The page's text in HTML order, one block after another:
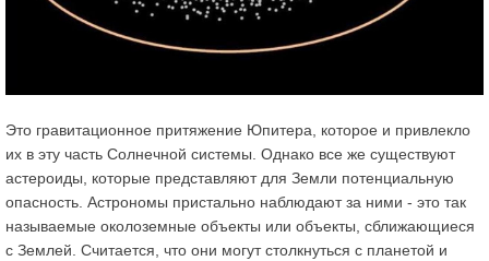
Это гравитационное притяжение Юпитера, которое и привлекло
их в эту часть Солнечной системы. Однако все же существуют
астероиды, которые представляют для Земли потенциальную
опасность. Астрономы пристально наблюдают за ними - это так
называемые околоземные объекты или объекты, сближающиеся
с Землей. Считается, что они могут столкнуться с планетой и